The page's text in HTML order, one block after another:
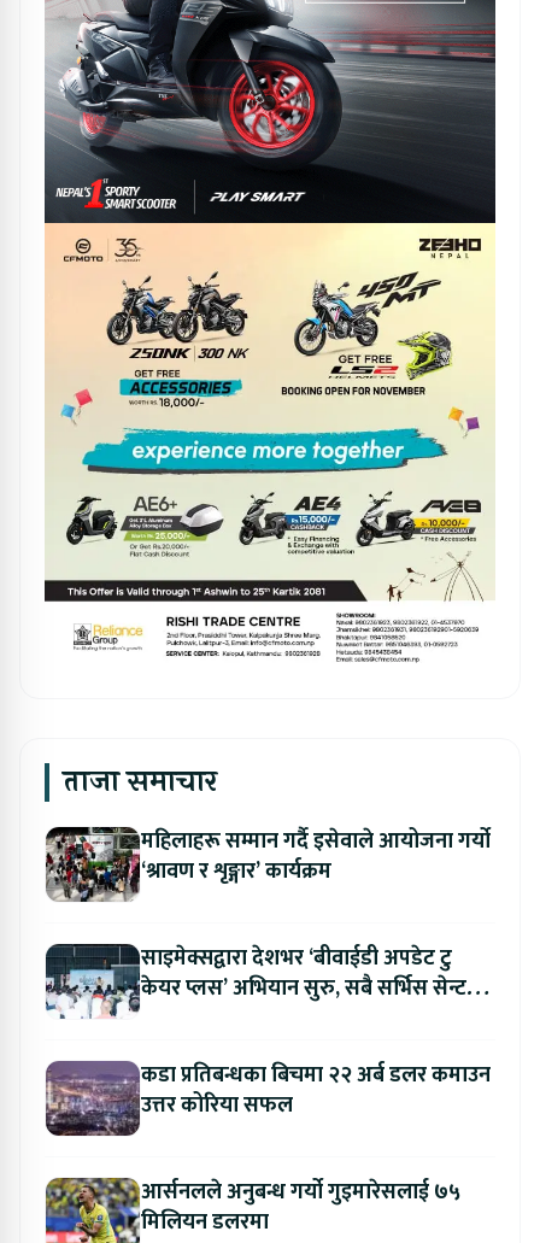
ताजा समाचार
महिलाहरू सम्मान गर्दै इसेवाले आयोजना गर्यो
‘श्रावण र शृङ्गार’ कार्यक्रम
साइमेक्सद्वारा देशभर ‘बीवाईडी अपडेट टु
केयर प्लस’ अभियान सुरु, सबै सर्भिस सेन्टरमा
कडा प्रतिबन्धका बिचमा २२ अर्ब डलर कमाउन
उत्तर कोरिया सफल
आर्सनलले अनुबन्ध गर्यो गुइमारेसलाई ७५
मिलियन डलरमा